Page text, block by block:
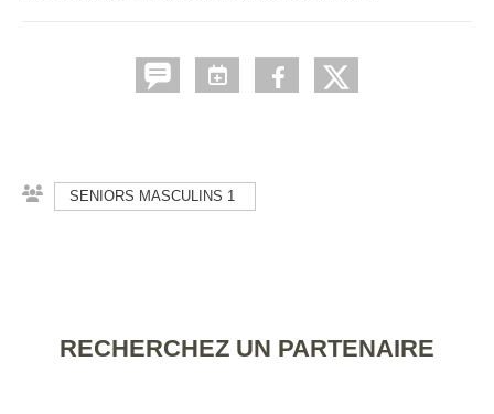
SENIORS MASCULINS 1
RECHERCHEZ UN PARTENAIRE